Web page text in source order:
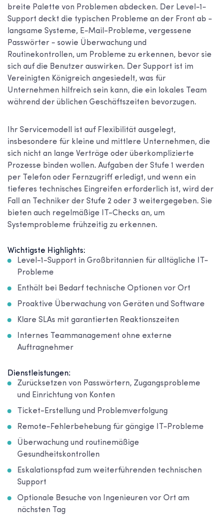
breite Palette von Problemen abdecken. Der Level-1-
Support deckt die typischen Probleme an der Front ab -
langsame Systeme, E-Mail-Probleme, vergessene
Passwörter - sowie Überwachung und
Routinekontrollen, um Probleme zu erkennen, bevor sie
sich auf die Benutzer auswirken. Der Support ist im
Vereinigten Königreich angesiedelt, was für
Unternehmen hilfreich sein kann, die ein lokales Team
während der üblichen Geschäftszeiten bevorzugen.
Ihr Servicemodell ist auf Flexibilität ausgelegt,
insbesondere für kleine und mittlere Unternehmen, die
sich nicht an lange Verträge oder überkomplizierte
Prozesse binden wollen. Aufgaben der Stufe 1 werden
per Telefon oder Fernzugriff erledigt, und wenn ein
tieferes technisches Eingreifen erforderlich ist, wird der
Fall an Techniker der Stufe 2 oder 3 weitergegeben. Sie
bieten auch regelmäßige IT-Checks an, um
Systemprobleme frühzeitig zu erkennen.
Wichtigste Highlights:
Level-1-Support in Großbritannien für alltägliche IT-
Probleme
Enthält bei Bedarf technische Optionen vor Ort
Proaktive Überwachung von Geräten und Software
Klare SLAs mit garantierten Reaktionszeiten
Internes Teammanagement ohne externe
Auftragnehmer
Dienstleistungen:
Zurücksetzen von Passwörtern, Zugangsprobleme
und Einrichtung von Konten
Ticket-Erstellung und Problemverfolgung
Remote-Fehlerbehebung für gängige IT-Probleme
Überwachung und routinemäßige
Gesundheitskontrollen
Eskalationspfad zum weiterführenden technischen
Support
Optionale Besuche von Ingenieuren vor Ort am
nächsten Tag